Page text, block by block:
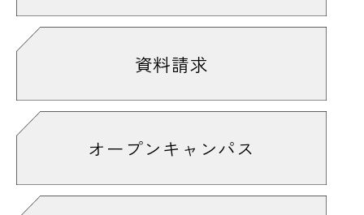
資料請求
オープンキャンパス